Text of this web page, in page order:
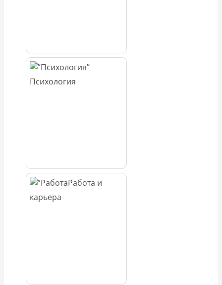
Психология
Работа и
карьера